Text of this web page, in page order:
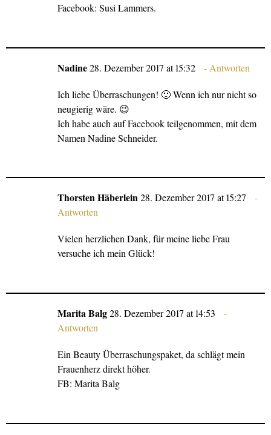
Facebook: Susi Lammers.
Nadine28. Dezember 2017 at 15:32 Antworten
Ich liebe Überraschungen! 🙂 Wenn ich nur nicht so
neugierig wäre. 😉
Ich habe auch auf Facebook teilgenommen, mit dem
Namen Nadine Schneider.
Thorsten Häberlein28. Dezember 2017 at 15:27
Antworten
Vielen herzlichen Dank, für meine liebe Frau
versuche ich mein Glück!
Marita Balg28. Dezember 2017 at 14:53
Antworten
Ein Beauty Überraschungspaket, da schlägt mein
Frauenherz direkt höher.
FB: Marita Balg